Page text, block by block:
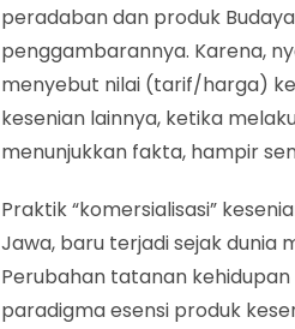
peradaban dan produk
penggambarannya. Karena,
menyebut nilai (tarif/harga)
kesenian lainnya, ketika
menunjukkan fakta, hampir
Praktik “komersialisasi”
Jawa, baru terjadi sejak dunia
Perubahan tatanan
paradigma esensi produk